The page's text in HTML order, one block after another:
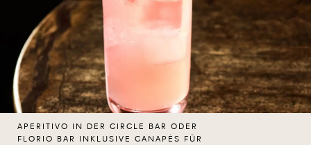
APERITIVO IN DER CIRCLE BAR ODER
FLORIO BAR INKLUSIVE CANAPÉS FÜR